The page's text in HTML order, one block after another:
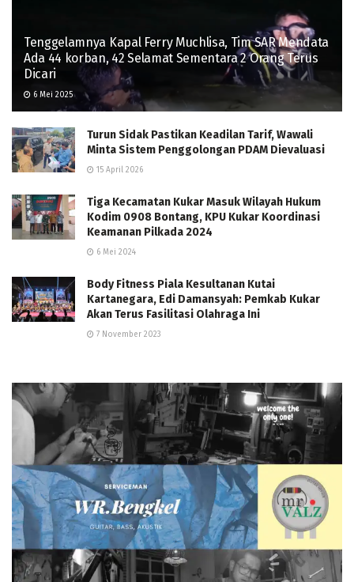
Tenggelamnya Kapal Ferry Muchlisa, Tim SAR Mendata
Ada 44 korban, 42 Selamat Sementara 2 Orang Terus
Dicari
6 Mei 2025
Turun Sidak Pastikan Keadilan Tarif, Wawali
Minta Sistem Penggolongan PDAM Dievaluasi
15 April 2026
Tiga Kecamatan Kukar Masuk Wilayah Hukum
Kodim 0908 Bontang, KPU Kukar Koordinasi
Keamanan Pilkada 2024
6 Mei 2024
Body Fitness Piala Kesultanan Kutai
Kartanegara, Edi Damansyah: Pemkab Kukar
Akan Terus Fasilitasi Olahraga Ini
7 November 2023